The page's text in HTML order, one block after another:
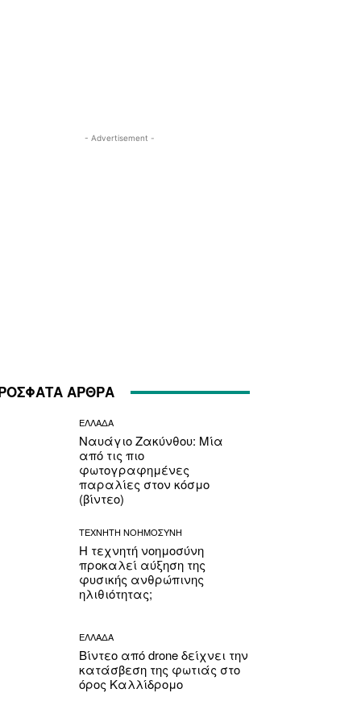
- Advertisement -
ΑΡΘΡΑ
ΕΛΛΑΔΑ
Ναυάγιο Ζακύνθου: Μία
από τις πιο
φωτογραφημένες
παραλίες στον κόσμο
(βίντεο)
ΤΕΧΝΗΤΗ ΝΟΗΜΟΣΥΝΗ
Η τεχνητή νοημοσύνη
προκαλεί αύξηση της
φυσικής ανθρώπινης
ηλιθιότητας;
ΕΛΛΑΔΑ
Βίντεο από drone δείχνει την
κατάσβεση της φωτιάς στο
όρος Καλλίδρομο